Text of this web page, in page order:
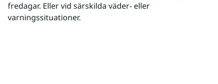
fredagar. Eller vid särskilda väder- eller
varningssituationer.